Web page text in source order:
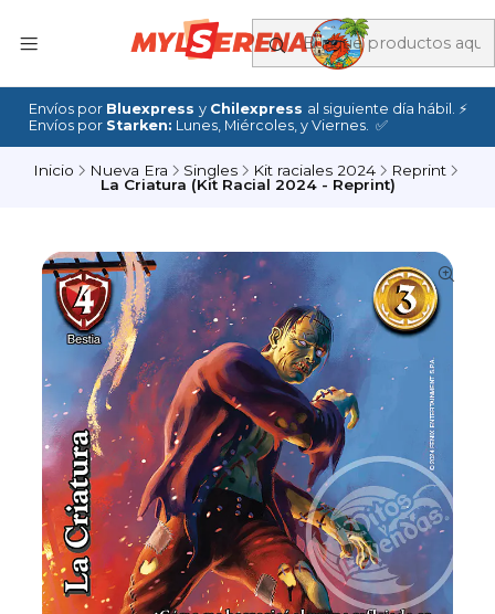
Envíos por Bluexpress y Chilexpress al siguiente día hábil. ⚡
Envíos por Starken: Lunes, Miércoles, y Viernes. ✅
Inicio Nueva Era Singles Kit raciales 2024
Reprint
La Criatura (Kit Racial 2024 - Reprint)